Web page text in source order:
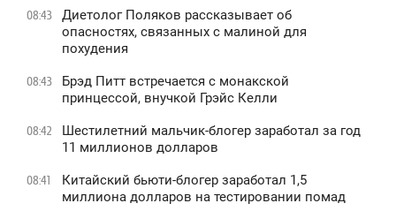
08:43
Диетолог Поляков рассказывает об
опасностях, связанных с малиной для
похудения
08:43
Брэд Питт встречается с монакской
принцессой, внучкой Грэйс Келли
08:42
Шестилетний мальчик-блогер заработал за год
11 миллионов долларов
08:41
Китайский бьюти-блогер заработал 1,5
миллиона долларов на тестировании помад